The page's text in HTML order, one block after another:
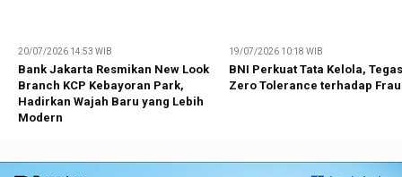
20/07/2026 14:53 WIB
Bank Jakarta Resmikan New Look
Branch KCP Kebayoran Park,
Hadirkan Wajah Baru yang Lebih
Modern
19/07/2026 10:18 WIB
BNI Perkuat Tata Kelola,
Zero Tolerance terhadap